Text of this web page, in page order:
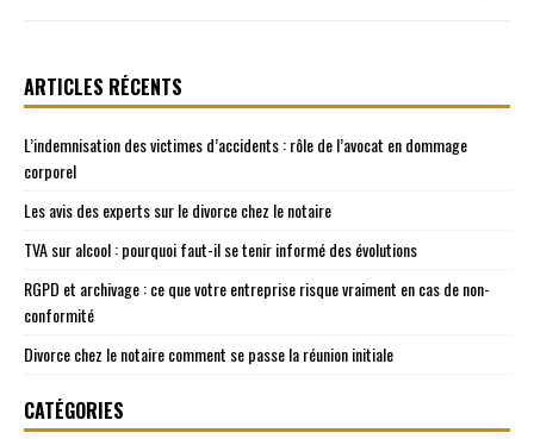
ARTICLES RÉCENTS
L’indemnisation des victimes d’accidents : rôle de l’avocat en dommage
corporel
Les avis des experts sur le divorce chez le notaire
TVA sur alcool : pourquoi faut-il se tenir informé des évolutions
RGPD et archivage : ce que votre entreprise risque vraiment en cas de non-
conformité
Divorce chez le notaire comment se passe la réunion initiale
CATÉGORIES